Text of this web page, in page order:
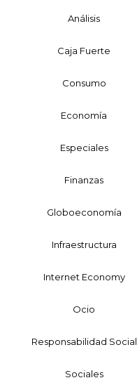
Análisis
Caja Fuerte
Consumo
Economía
Especiales
Finanzas
Globoeconomía
Infraestructura
Internet Economy
Ocio
Responsabilidad Social
Sociales